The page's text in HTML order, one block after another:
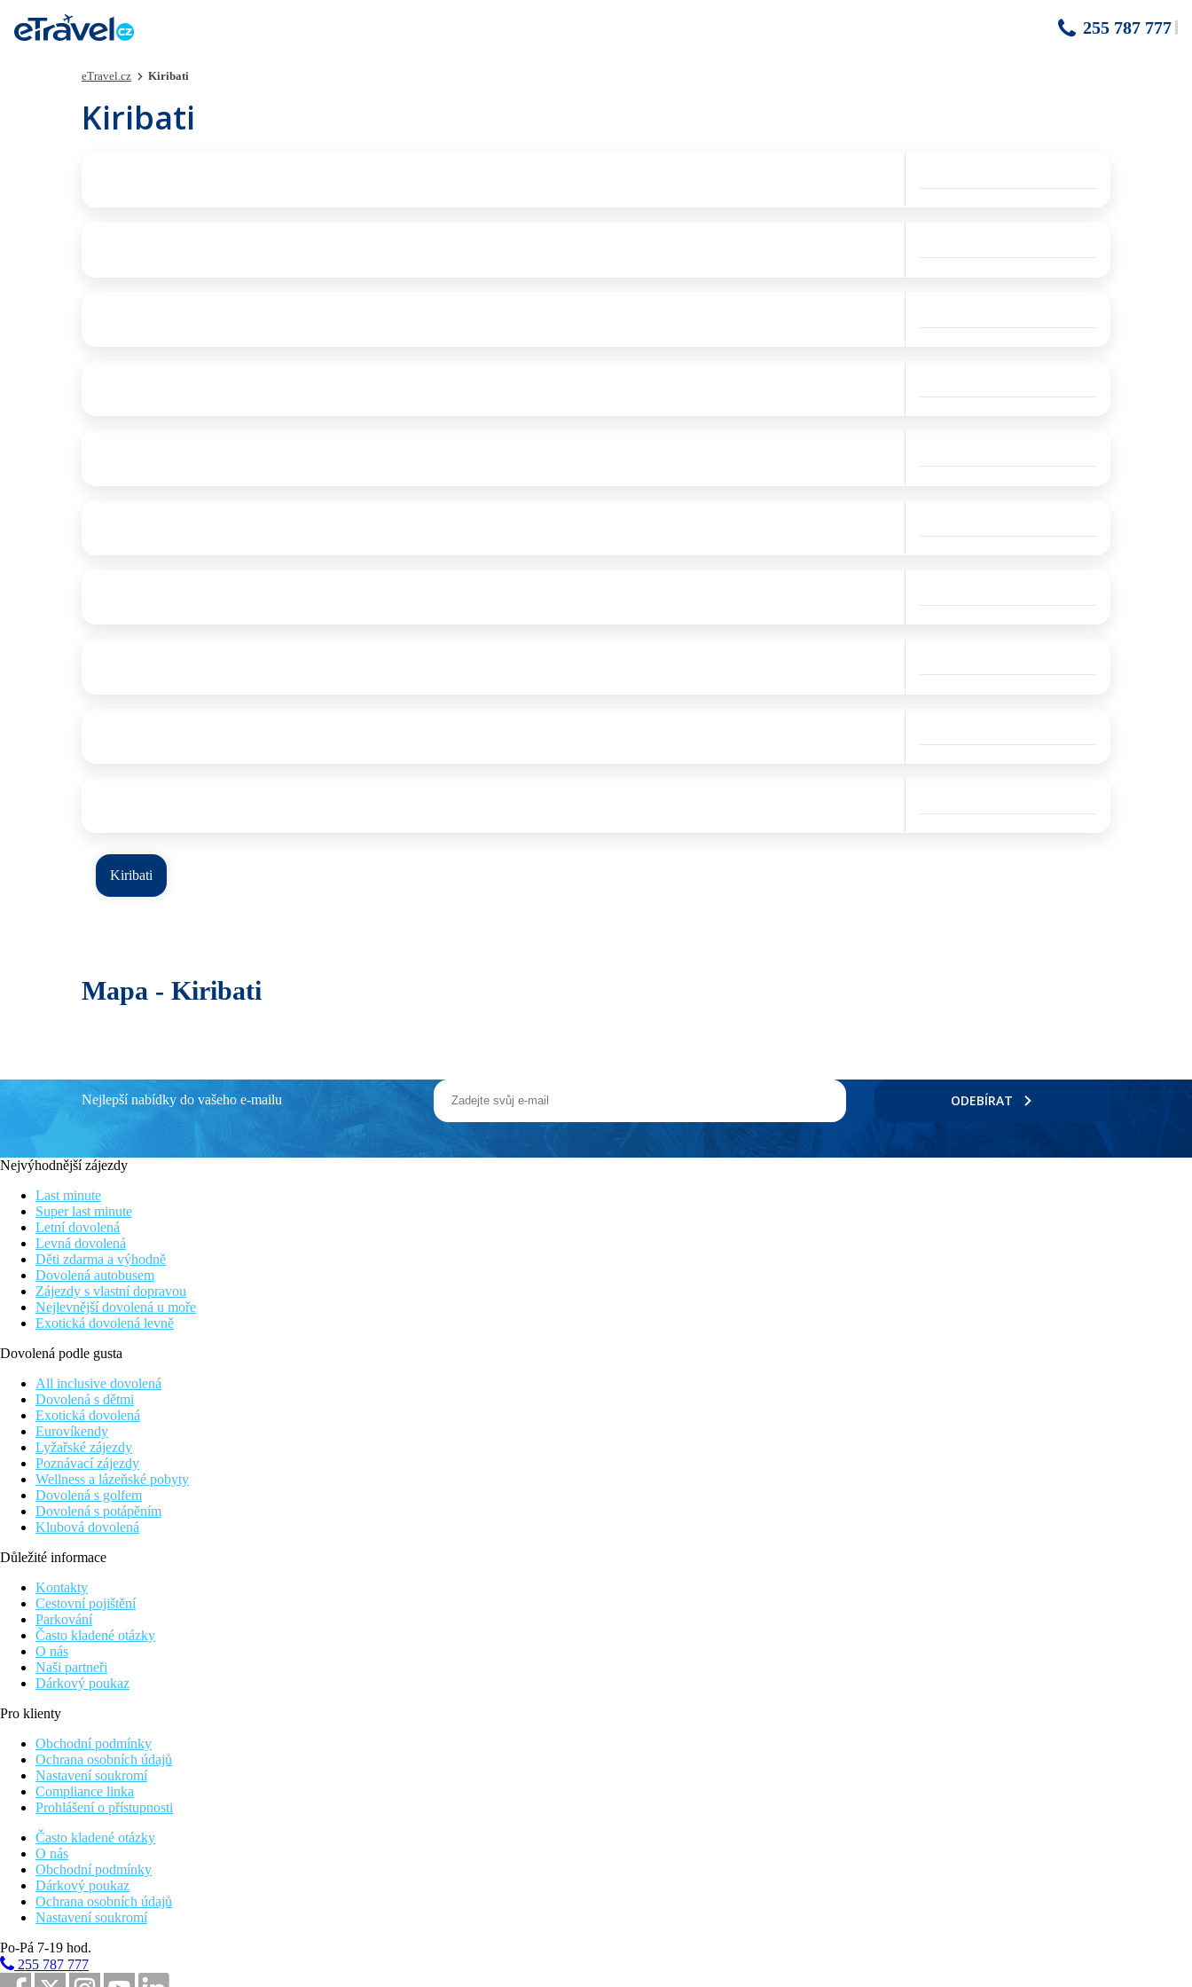
255 787 777
eTravel.cz Kiribati
Kiribati
Kiribati
Mapa - Kiribati
Nejlepší nabídky do vašeho e-mailu ODEBÍRAT
Nejvýhodnější zájezdy
Last minute
Super last minute
Letní dovolená
Levná dovolená
Děti zdarma a výhodně
Dovolená autobusem
Zájezdy s vlastní dopravou
Nejlevnější dovolená u moře
Exotická dovolená levně
Dovolená podle gusta
All inclusive dovolená
Dovolená s dětmi
Exotická dovolená
Eurovíkendy
Lyžařské zájezdy
Poznávací zájezdy
Wellness a lázeňské pobyty
Dovolená s golfem
Dovolená s potápěním
Klubová dovolená
Důležité informace
Kontakty
Cestovní pojištění
Parkování
Často kladené otázky
O nás
Naši partneři
Dárkový poukaz
Pro klienty
Obchodní podmínky
Ochrana osobních údajů
Nastavení soukromí
Compliance linka
Prohlášení o přístupnosti
Často kladené otázky
O nás
Obchodní podmínky
Dárkový poukaz
Ochrana osobních údajů
Nastavení soukromí
Po-Pá 7-19 hod.
255 787 777